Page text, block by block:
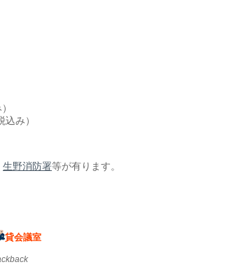
）
生野消防署等が有ります。
貸会議室